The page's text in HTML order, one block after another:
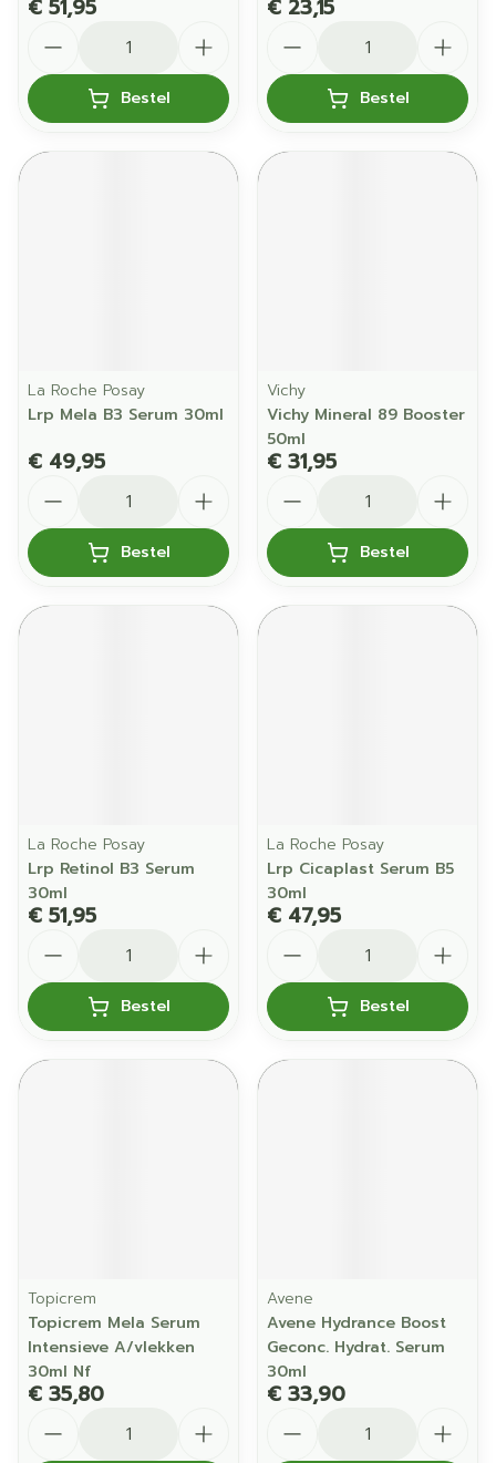
€ 51,95
Bestel
€ 23,15
Bestel
La Roche Posay
Lrp Mela B3 Serum 30ml
€ 49,95
Bestel
Vichy
Vichy Mineral 89 Booster
50ml
€ 31,95
Bestel
La Roche Posay
Lrp Retinol B3 Serum
30ml
€ 51,95
Bestel
La Roche Posay
Lrp Cicaplast Serum B5
30ml
€ 47,95
Bestel
Topicrem
Topicrem Mela Serum
Intensieve A/vlekken
30ml Nf
€ 35,80
Avene
Avene Hydrance Boost
Geconc. Hydrat. Serum
30ml
€ 33,90